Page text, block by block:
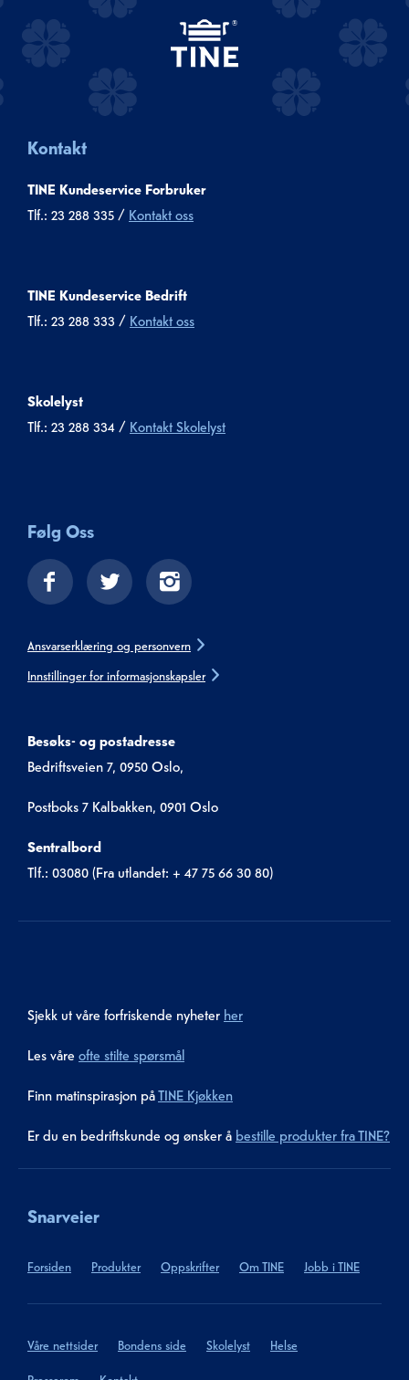
Kontakt
TINE Kundeservice Forbruker
Tlf.: 23 288 335 / Kontakt oss
TINE Kundeservice Bedrift
Tlf.: 23 288 333 / Kontakt oss
Skolelyst
Tlf.: 23 288 334 / Kontakt Skolelyst
Følg Oss
Ansvarserklæring og personvern
Innstillinger for informasjonskapsler
Besøks- og postadresse
Bedriftsveien 7, 0950 Oslo,
Postboks 7 Kalbakken, 0901 Oslo
Sentralbord
Tlf.: 03080 (Fra utlandet: + 47 75 66 30 80)
Sjekk ut våre forfriskende nyheter her
Les våre ofte stilte spørsmål
Finn matinspirasjon påTINE Kjøkken
Er du en bedriftskunde og ønsker å bestille produkter fra TINE?
Snarveier
Forsiden Produkter Oppskrifter Om TINE Jobb i TINE
Våre nettsider Bondens side Skolelyst Helse